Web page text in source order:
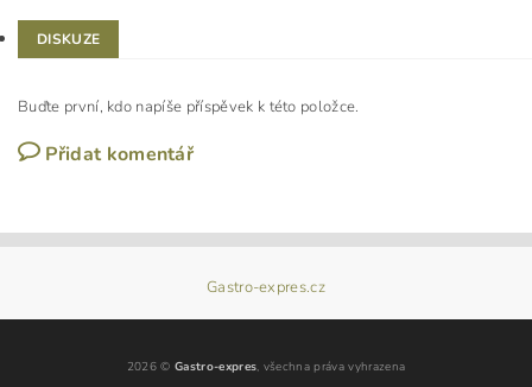
DISKUZE
Buďte první, kdo napíše příspěvek k této položce.
Přidat komentář
Gastro-expres.cz
2026 ©Gastro-expres, všechna práva vyhrazena